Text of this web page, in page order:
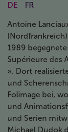
DE FR
Antoine
( Nordfrankreich
1989 bege
Supérieure des
». Dort
und
Folimage bei,
und Animat
und Serien mit
Michael Dudok